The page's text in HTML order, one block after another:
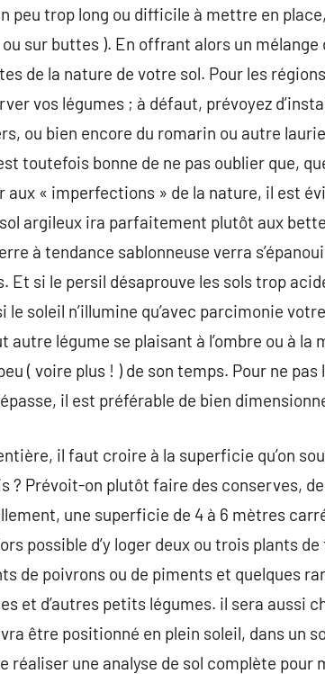
peu trop long ou difficile à mettre en
sur buttes ). En offrant alors un
de la nature de votre sol. Pour les
vos légumes ; à défaut, prévoyez
ou bien encore du romarin ou autre
toutefois bonne de ne pas oublier que,
« imperfections » de la nature, il est
argileux ira parfaitement plutôt aux
à tendance sablonneuse verra
si le persil désaprouve les sols trop
soleil n’illumine qu’avec parcimonie
autre légume se plaisant à l’ombre ou à la
( voire plus ! ) de son temps. Pour ne
il est préférable de bien
il faut croire à la superficie qu’on
? Prévoit-on plutôt faire des conserves,
une superficie de 4 à 6 mètres
possible d’y loger deux ou trois plants
de poivrons ou de piments et quelques
et d’autres petits légumes. il sera aussi
être positionné en plein soleil, dans un
réaliser une analyse de sol complète